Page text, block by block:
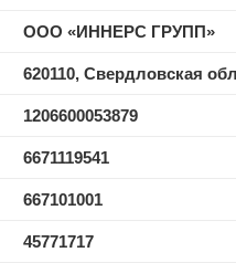
ООО «ИННЕРС ГРУПП»
620110, Свердловская
1206600053879
6671119541
667101001
45771717